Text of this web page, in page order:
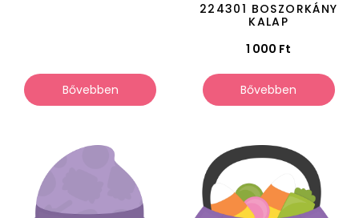
Bővebben
224301 BOSZORKÁNY
KALAP
1 000 Ft
Bővebben